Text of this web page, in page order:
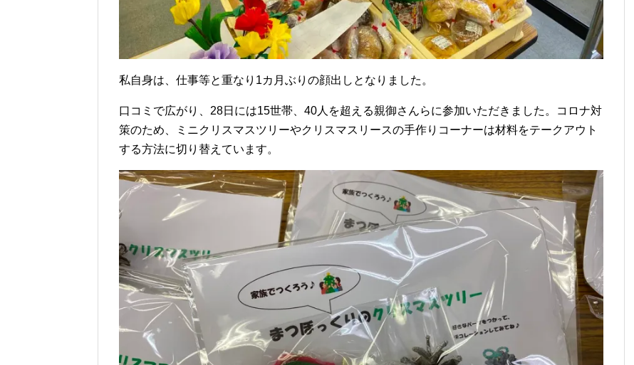
私自身は、仕事等と重なり1カ月ぶりの顔出しとなりました。
口コミで広がり、28日には15世帯、40人を超える親御さんらに参加いただきました。コロナ対
策のため、ミニクリスマスツリーやクリスマスリースの手作りコーナーは材料をテークアウト
する方法に切り替えています。